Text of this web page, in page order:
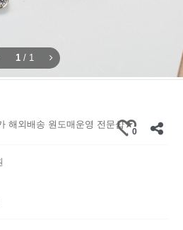
1 / 1
해외배송 원도매운영 전문샵★
0